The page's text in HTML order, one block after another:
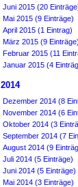
Juni 2015 (20
Mai 2015 (9 Einträge)
April 2015 (1 Eintrag)
März 2015 (9 Einträge)
Februar 2015 (11
Januar 2015 (4
2014
Dezember 2014 (8
November 2014 (6
Oktober 2014 (3
September 2014 (7
August 2014 (9
Juli 2014 (5 Einträge)
Juni 2014 (5 Einträge)
Mai 2014 (3 Einträge)